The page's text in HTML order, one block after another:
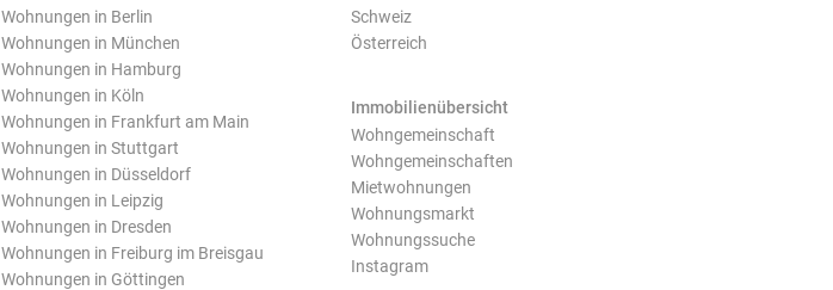
Wohnungen in Berlin
Wohnungen in München
Wohnungen in Hamburg
Wohnungen in Köln
Wohnungen in Frankfurt am Main
Wohnungen in Stuttgart
Wohnungen in Düsseldorf
Wohnungen in Leipzig
Wohnungen in Dresden
Wohnungen in Freiburg im Breisgau
Wohnungen in Göttingen
Schweiz
Österreich
Immobilienübersicht
Wohngemeinschaft
Wohngemeinschaften
Mietwohnungen
Wohnungsmarkt
Wohnungssuche
Instagram